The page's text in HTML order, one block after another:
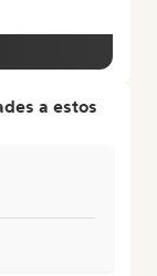
a estos